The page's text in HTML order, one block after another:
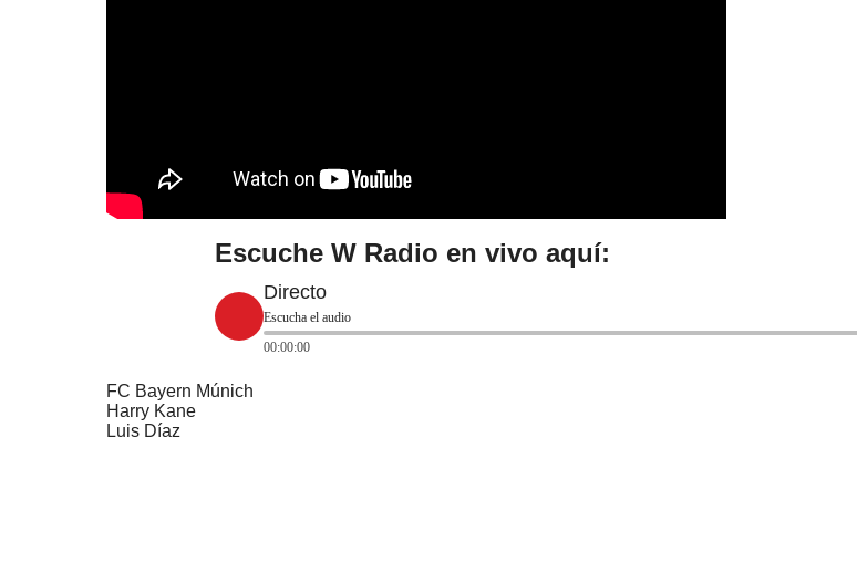
Escuche W Radio en vivo aquí:
Directo
Escucha el audio
00:00:00
FC Bayern Múnich
Harry Kane
Luis Díaz